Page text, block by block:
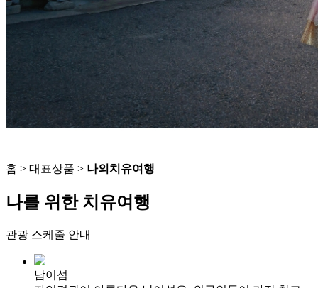
홈 > 대표상품 > 나의치유여행
나를 위한 치유여행
관광 스케줄 안내
남이섬